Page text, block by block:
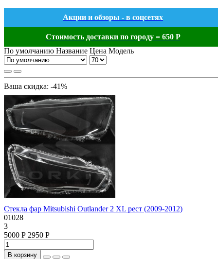
Акции и обзоры - в соцсетях
Стоимость доставки по городу = 650 Р
По умолчанию Название Цена Модель
Ваша скидка: -41%
Стекла фар Mitsubishi Outlander 2 XL рест (2009-2012)
01028
3
5000 Р 2950 Р
В корзину